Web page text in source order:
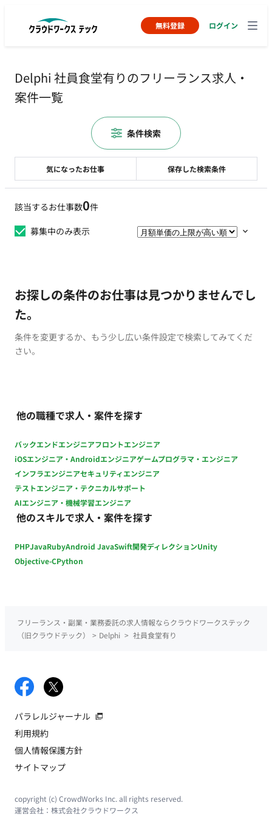
無料登録 ログイン
Delphi 社員食堂有りのフリーランス求人・
案件一覧
該当するお仕事数0件
募集中のみ表示
お探しの条件のお仕事は見つかりませんでし
た。
条件を変更するか、もう少し広い条件設定で検索してみてくだ
さい。
他の職種で求人・案件を探す
バックエンドエンジニアフロントエンジニア
iOSエンジニア・Androidエンジニアゲームプログラマ・エンジニア
インフラエンジニアセキュリティエンジニア
テストエンジニア・テクニカルサポート
AIエンジニア・機械学習エンジニア
他のスキルで求人・案件を探す
PHPJavaRubyAndroid JavaSwift開発ディレクションUnity
Objective-CPython
気になったお仕事 保存した検索条件
条件検索
フリーランス・副業・業務委託の求人情報ならクラウドワークステック
（旧クラウドテック）
> Delphi > 社員食堂有り
パラレルジャーナル
利用規約
個人情報保護方針
サイトマップ
copyright (c) CrowdWorks Inc. all rights reserved.
運営会社： 株式会社クラウドワークス